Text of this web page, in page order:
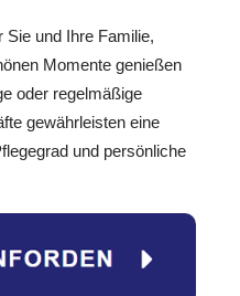
und Ihre Familie,
Momente genießen
oder regelmäßige
gewährleisten eine
und persönliche